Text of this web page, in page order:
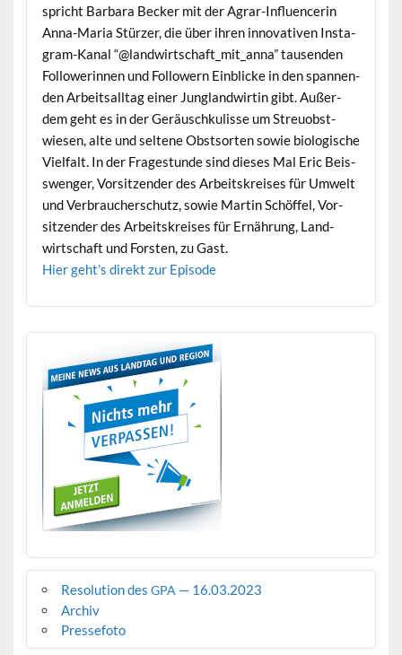
spricht Bar­bara Beck­er mit der Agrar-Influ­encerin
Anna-Maria Stürz­er, die über ihren inno­v­a­tiv­en Insta­
gram-Kanal “@landwirtschaft_mit_anna” tausenden
Fol­low­erin­nen und Fol­low­ern Ein­blicke in den span­nen­
den Arbeit­sall­t­ag ein­er Jung­land­wirtin gibt. Außer­
dem geht es in der Geräuschkulisse um Streuob­st­
wiesen, alte und sel­tene Obst­sorten sowie biol­o­gis­che
Vielfalt. In der Frages­tunde sind dieses Mal Eric Beis­
s­wenger, Vor­sitzen­der des Arbeit­skreis­es für Umwelt
und Ver­brauch­er­schutz, sowie Mar­tin Schöf­fel, Vor­
sitzen­der des Arbeit­skreis­es für Ernährung, Land­
wirtschaft und Forsten, zu Gast.
Hier geht’s direkt zur Episode
Resolution des GPA — 16.03.2023
Archiv
Pressefoto